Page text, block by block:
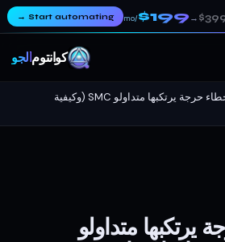
→
$199
/mo
Start automating
→
كوانتومألجو
10 أخطاء حرجة يرتكبها متداولو SMC (وكيفية
يرتكبها متداولو